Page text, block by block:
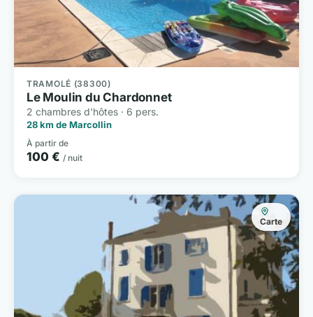
TRAMOLÉ (38300)
Le Moulin du Chardonnet
2 chambres d'hôtes · 6 pers.
28 km de Marcollin
À partir de
100 € / nuit
Carte